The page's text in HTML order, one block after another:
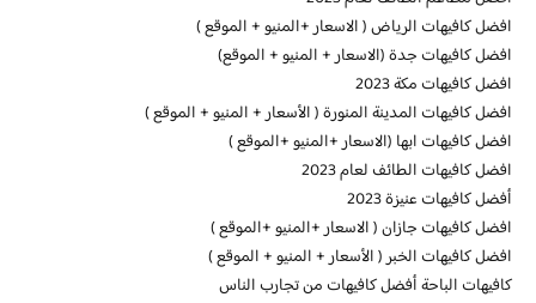
افضل كافيهات الرياض ( الاسعار +المنيو + الموقع )
افضل كافيهات جدة (الاسعار + المنيو + الموقع)
افضل كافيهات مكة 2023
افضل كافيهات المدينة المنورة ( الأسعار + المنيو + الموقع )
افضل كافيهات ابها (الاسعار +المنيو +الموقع )
افضل كافيهات الطائف لعام 2023
أفضل كافيهات عنيزة 2023
افضل كافيهات جازان ( الاسعار +المنيو +الموقع )
افضل كافيهات الخبر ( الأسعار + المنيو + الموقع )
كافيهات الباحة أفضل كافيهات من تجارب الناس